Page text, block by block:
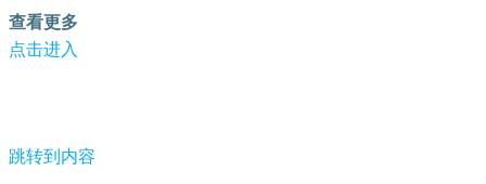
查看更多
点击进入
跳转到内容